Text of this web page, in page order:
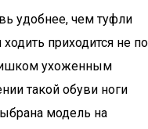
удобнее, чем туфли
приходится не по
ухоженным
такой обуви ноги
модель на